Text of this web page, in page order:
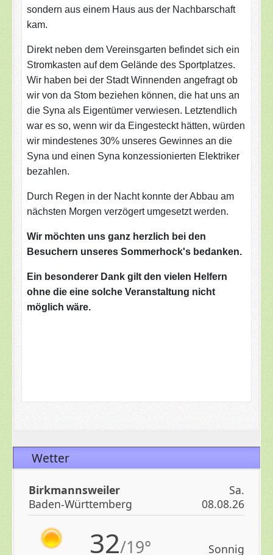
Wetter
sondern aus einem Haus aus der Nachbarschaft
kam.
Direkt neben dem Vereinsgarten befindet sich ein
Stromkasten auf dem Gelände des Sportplatzes.
Wir haben bei der Stadt Winnenden angefragt ob
wir von da Stom beziehen können, die hat uns an
die Syna als Eigentümer verwiesen. Letztendlich
war es so, wenn wir da Eingesteckt hätten, würden
wir mindestenes 30% unseres Gewinnes an die
Syna und einen Syna konzessionierten Elektriker
bezahlen.
Durch Regen in der Nacht konnte der Abbau am
nächsten Morgen verzögert umgesetzt werden.
Wir möchten uns ganz herzlich bei den
Besuchern unseres Sommerhock's bedanken.
Ein besonderer Dank gilt den vielen Helfern
ohne die eine solche Veranstaltung nicht
möglich wäre.